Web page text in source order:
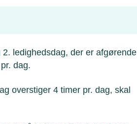
ledighedsdag, der er afgørende
dag.
overstiger 4 timer pr. dag, skal